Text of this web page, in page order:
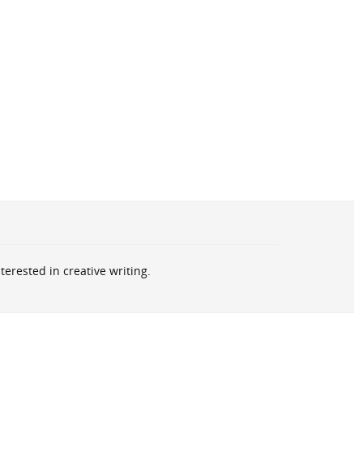
in creative writing.